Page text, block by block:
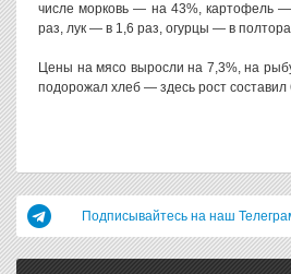
числе морковь — на 43%, картофель
раз, лук — в 1,6 раз, огурцы — в
Цены на мясо выросли на 7,3%, на
подорожал хлеб — здесь рост составил
Подписывайтесь на наш